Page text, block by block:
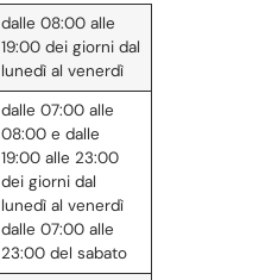
dalle 08:00 alle
19:00 dei giorni dal
lunedì al venerdì
dalle 07:00 alle
08:00 e dalle
19:00 alle 23:00
dei giorni dal
lunedì al venerdì
dalle 07:00 alle
23:00 del sabato